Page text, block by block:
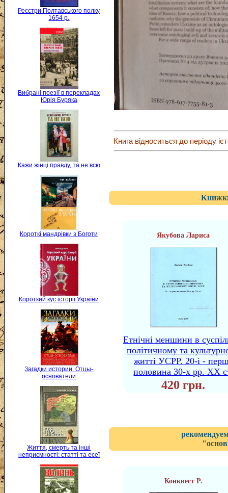
Реєстри Полтавського полку
1654 р.
Вибрані поезії в перекладах
Юрія Буряка
Кажи жінці правду, та не всю
Короткі мандрівки з Боготи
Короткий кус історії України
Загадки истории. Отцы-
основатели
Життя, смерть та інші
неприємності: статті та есеї
Книга відноситься до періоду
Якубова Лариса
Етнічні меншини в
політичному та
житті УСРР. 20-і -
половина 30-х рр. XX
420 грн.
Конквест P.